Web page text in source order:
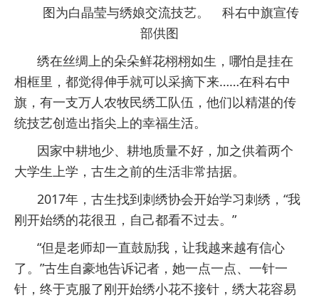
图为白晶莹与绣娘交流技艺。 科右中旗宣传
部供图
绣在丝绸上的朵朵鲜花栩栩如生，哪怕是挂在
相框里，都觉得伸手就可以采摘下来……在科右中
旗，有一支万人农牧民绣工队伍，他们以精湛的传
统技艺创造出指尖上的幸福生活。
因家中耕地少、耕地质量不好，加之供着两个
大学生上学，古生之前的生活非常拮据。
2017年，古生找到刺绣协会开始学习刺绣，“我
刚开始绣的花很丑，自己都看不过去。”
“但是老师却一直鼓励我，让我越来越有信心
了。”古生自豪地告诉记者，她一点一点、一针一
针，终于克服了刚开始绣小花不接针，绣大花容易